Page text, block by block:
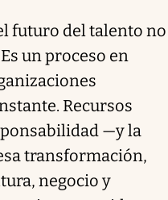
futuro del talento no
un proceso en
Recursos
—y la
transformación,
negocio y